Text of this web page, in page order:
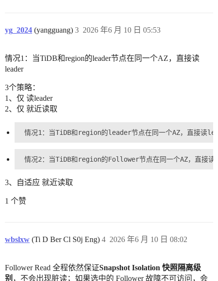
yg_2024 (yangguang) 2026 年6 月 10 日 05:53
3
情况1：当TiDB和region的leader节点在同一个AZ，直接读
leader
3个策略：
1、仅 读leader
2、仅 就近读取
3、自适应 就近读取
1 个赞
wbslxw (Ti D Ber Cl S0j Eng) 2026 年6 月 10 日 08:02
4
Follower Read 全程依然保证Snapshot Isolation 快照隔离级
别 ，不会出现脏读；如果选中的 Follower 故障不可访问，会